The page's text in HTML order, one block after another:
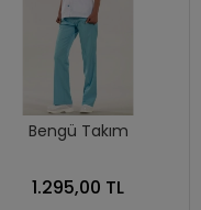
Bengü Takım
1.295,00 TL